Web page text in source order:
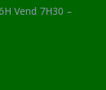
Vend 7H30 –